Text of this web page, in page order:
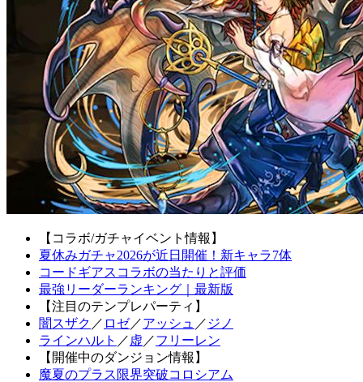
【コラボ/ガチャイベント情報】
夏休みガチャ2026が近日開催！新キャラ7体
コードギアスコラボの当たりと評価
最強リーダーランキング｜最新版
【注目のテンプレパーティ】
闇スザク ／ ロゼ／アッシュ ／ ジノ
ラインハルト ／ 虚 ／フリーレン
【開催中のダンジョン情報】
魔夏のプラス限界突破コロシアム